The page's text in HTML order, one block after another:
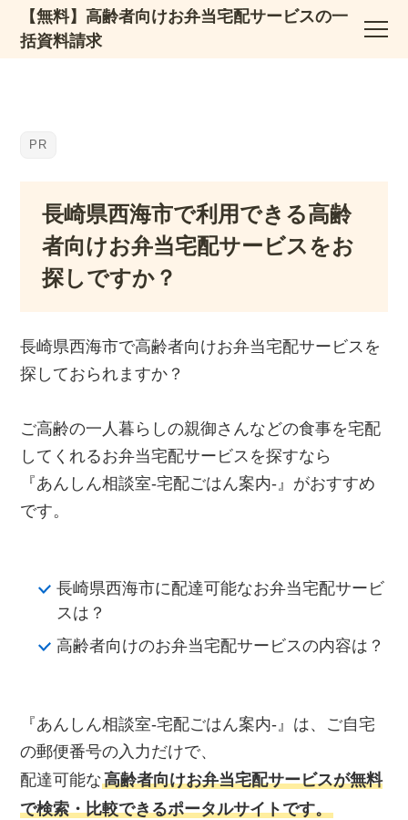
【無料】高齢者向けお弁当宅配サービスの一
括資料請求
長崎県西海市で利用できる高齢
者向けお弁当宅配サービスをお
探しですか？
長崎県西海市で高齢者向けお弁当宅配サービスを
探しておられますか？
ご高齢の一人暮らしの親御さんなどの食事を宅配
してくれるお弁当宅配サービスを探すなら
『あんしん相談室‐宅配ごはん案内‐』がおすすめ
です。
長崎県西海市に配達可能なお弁当宅配サービ
スは？
高齢者向けのお弁当宅配サービスの内容は？
『あんしん相談室‐宅配ごはん案内‐』は、ご自宅
の郵便番号の入力だけで、
配達可能な高齢者向けお弁当宅配サービスが無料
で検索・比較できるポータルサイトです。